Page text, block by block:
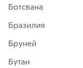
Ботсвана
Бразилия
Бруней
Бутан